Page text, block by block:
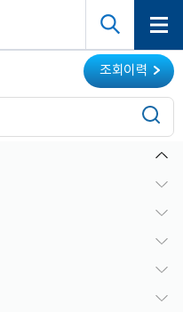
조회이력